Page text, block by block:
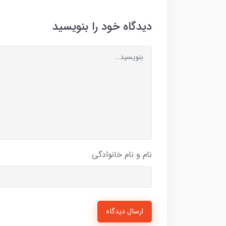
دیدگاه خود را بنویسید
نام و نام خانوادگی
ارسال دیدگاه